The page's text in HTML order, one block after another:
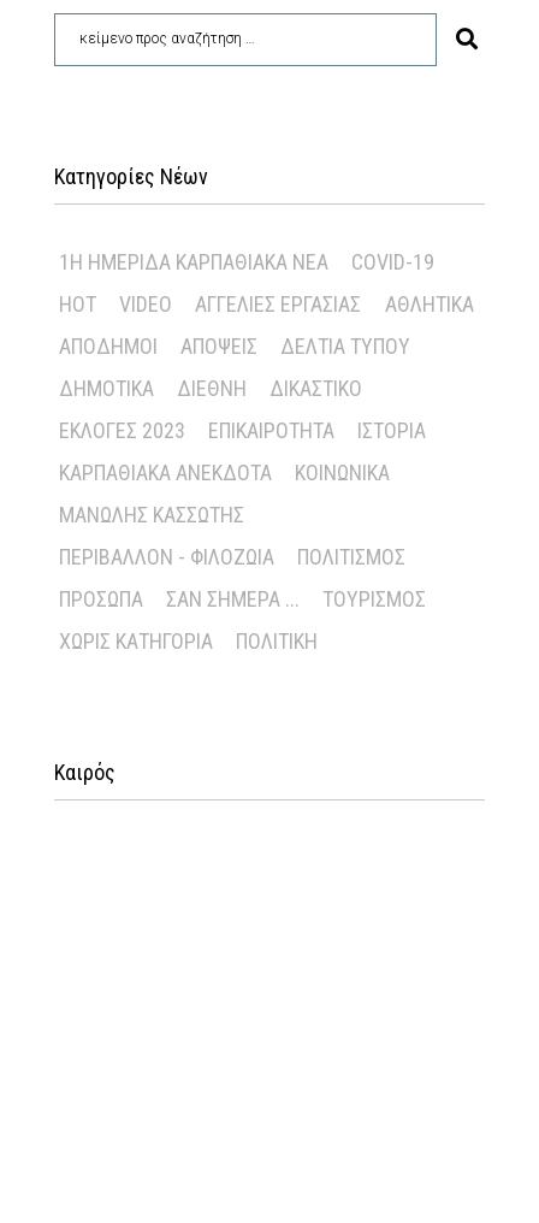
Κατηγορίες Νέων
1Η ΗΜΕΡΊΔΑ ΚΑΡΠΑΘΙΑΚΆ ΝΈΑ
COVID-19
HOT
VIDEO ΑΓΓΕΛΊΕΣ ΕΡΓΑΣΊΑΣ
ΑΘΛΗΤΙΚΆ
ΑΠΌΔΗΜΟΙ
ΑΠΌΨΕΙΣ
ΔΕΛΤΊΑ ΤΎΠΟΥ
ΔΗΜΟΤΙΚΆ
ΔΙΕΘΝΉ
ΔΙΚΑΣΤΙΚΌ
ΕΚΛΟΓΈΣ 2023
ΕΠΙΚΑΙΡΌΤΗΤΑ
ΙΣΤΟΡΊΑ
ΚΑΡΠΑΘΙΑΚΆ ΑΝΈΚΔΟΤΑ
ΚΟΙΝΩΝΙΚΆ
ΜΑΝΏΛΗΣ ΚΑΣΣΏΤΗΣ
ΠΕΡΙΒΆΛΛΟΝ - ΦΙΛΟΖΩΊΑ
ΠΟΛΙΤΙΣΜΌΣ
ΠΡΌΣΩΠΑ
ΣΑΝ ΣΉΜΕΡΑ ...
ΤΟΥΡΙΣΜΌΣ
ΧΩΡΊΣ ΚΑΤΗΓΟΡΊΑ
ΠΟΛΙΤΙΚΉ
Καιρός